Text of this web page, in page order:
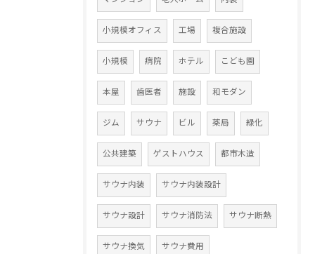
小規模オフィス 工場 複合施設
小規模 病院 ホテル こども園
本屋 歯医者 施設 和モダン
ジム サウナ ビル 薬局 緑化
公共建築 ゲストハウス 都市木造
サウナ内装 サウナ内装設計
サウナ設計 サウナ消防法 サウナ断熱
サウナ換気 サウナ費用